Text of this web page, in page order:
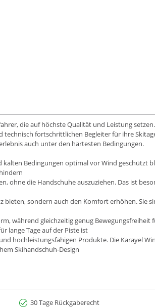
die auf höchste Qualität und Leistung setzen.
fortschrittlichen Begleiter für ihre
auch unter den härtesten Bedingungen.
Bedingungen optimal vor Wind geschützt
ohne die Handschuhe auszuziehen. Das ist
sondern auch den Komfort erhöhen. Sie
während gleichzeitig genug Bewegungsfreiheit
lange Tage auf der Piste ist
hochleistungsfähigen Produkte. Die Karayel
Skihandschuh-Design
30 Tage Rückgaberecht